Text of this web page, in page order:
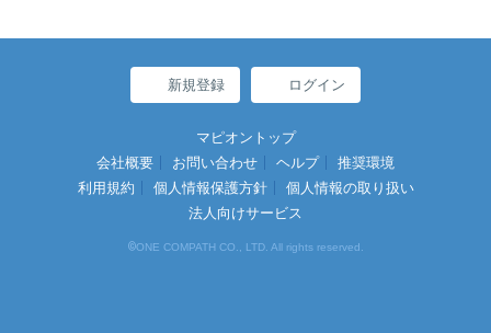
新規登録 ログイン
マピオントップ
会社概要
お問い合わせ ヘルプ
推奨環境
利用規約
個人情報保護方針
個人情報の取り扱い
法人向けサービス
©ONE COMPATH CO., LTD. All rights reserved.